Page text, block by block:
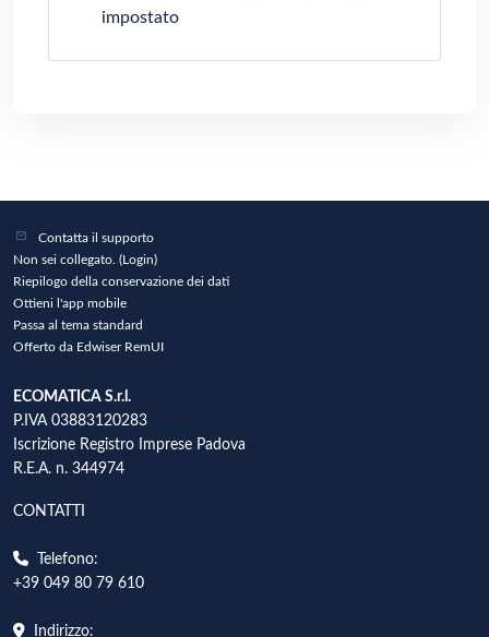
impostato
Contatta il supporto
Non sei collegato. (Login)
Riepilogo della conservazione dei dati
Ottieni l'app mobile
Passa al tema standard
Offerto da Edwiser RemUI
ECOMATICA S.r.l.
P.IVA 03883120283
Iscrizione Registro Imprese Padova
R.E.A. n. 344974
CONTATTI
Telefono:
+39 049 80 79 610
Indirizzo: